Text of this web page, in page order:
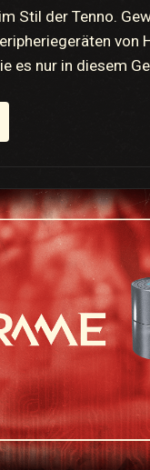
Stil der Tenno.
von
es nur in diesem